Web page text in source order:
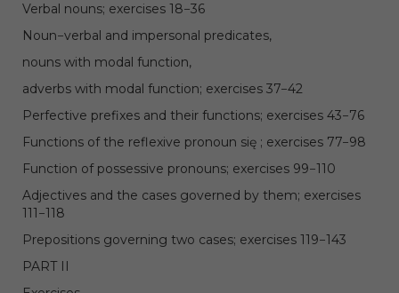
Verbal nouns; exercises 18−36
Noun−verbal and impersonal predicates,
nouns with modal function,
adverbs with modal function; exercises 37−42
Perfective prefixes and their functions; exercises 43−76
Functions of the reflexive pronoun się ; exercises 77−98
Function of possessive pronouns; exercises 99−110
Adjectives and the cases governed by them; exercises
111−118
Prepositions governing two cases; exercises 119−143
PART II